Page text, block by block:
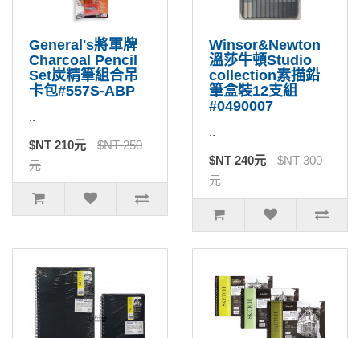
General's將軍牌
Charcoal Pencil
Set炭精筆組合吊
卡包#557S-ABP
..
$NT 210元
$NT 250
元
Winsor&Newton
溫莎牛頓Studio
collection素描鉛
筆盒裝12支組
#0490007
..
$NT 240元
$NT 300
元